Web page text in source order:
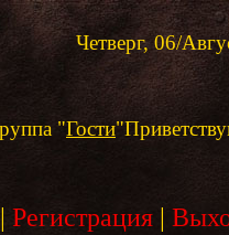
Четверг, 06/
"Гости"
| Регистрация |